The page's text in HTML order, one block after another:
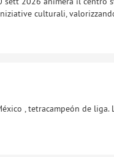
culturali,
, tetracampeón de